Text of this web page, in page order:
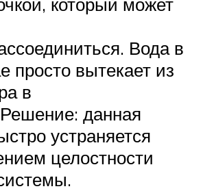
Вода в
просто вытекает из
в
данная
устраняется
целостности